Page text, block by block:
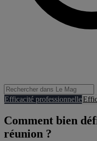
Efficacité professionnelle
Comment bien
réunion ?